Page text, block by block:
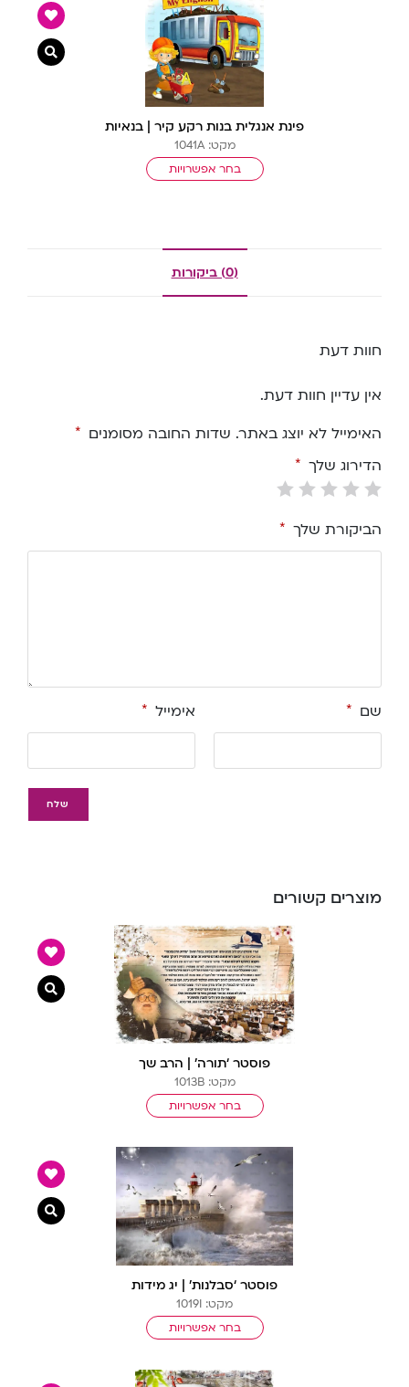
פינת אנגלית בנות רקע קיר | בנאיות
מקט: 1041A
בחר אפשרויות
צפייה
(0) ביקורות
חוות דעת
אין עדיין חוות דעת.
האימייל לא יוצג באתר. שדות החובה מסומנים *
הדירוג שלך *
הביקורת שלך *
שם * אימייל *
מוצרים קשורים
פוסטר ‘תורה’ | הרב שך
מקט: 1013B
בחר אפשרויות
צפייה
פוסטר ‘סבלנות’ | יג מידות
מקט: 1019I
בחר אפשרויות
צפייה